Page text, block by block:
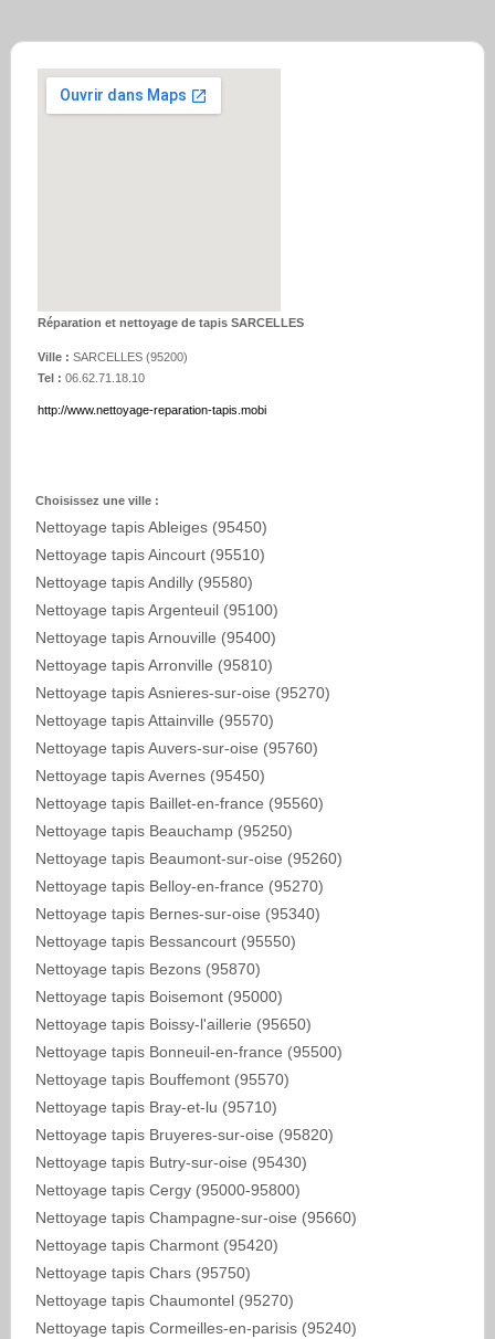
Réparation et nettoyage de tapis SARCELLES
Ville : SARCELLES(95200)
Tel : 06.62.71.18.10
http://www.nettoyage-reparation-tapis.mobi
Choisissez une ville :
Nettoyage tapis Ableiges (95450)
Nettoyage tapis Aincourt (95510)
Nettoyage tapis Andilly (95580)
Nettoyage tapis Argenteuil (95100)
Nettoyage tapis Arnouville (95400)
Nettoyage tapis Arronville (95810)
Nettoyage tapis Asnieres-sur-oise (95270)
Nettoyage tapis Attainville (95570)
Nettoyage tapis Auvers-sur-oise (95760)
Nettoyage tapis Avernes (95450)
Nettoyage tapis Baillet-en-france (95560)
Nettoyage tapis Beauchamp (95250)
Nettoyage tapis Beaumont-sur-oise (95260)
Nettoyage tapis Belloy-en-france (95270)
Nettoyage tapis Bernes-sur-oise (95340)
Nettoyage tapis Bessancourt (95550)
Nettoyage tapis Bezons (95870)
Nettoyage tapis Boisemont (95000)
Nettoyage tapis Boissy-l'aillerie (95650)
Nettoyage tapis Bonneuil-en-france (95500)
Nettoyage tapis Bouffemont (95570)
Nettoyage tapis Bray-et-lu (95710)
Nettoyage tapis Bruyeres-sur-oise (95820)
Nettoyage tapis Butry-sur-oise (95430)
Nettoyage tapis Cergy (95000-95800)
Nettoyage tapis Champagne-sur-oise (95660)
Nettoyage tapis Charmont (95420)
Nettoyage tapis Chars (95750)
Nettoyage tapis Chaumontel (95270)
Nettoyage tapis Cormeilles-en-parisis (95240)